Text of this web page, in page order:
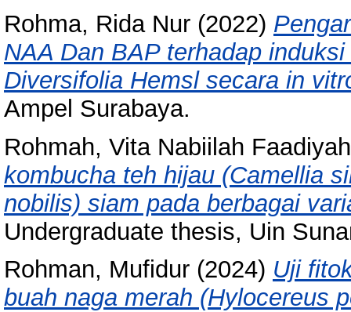
Rohma, Rida Nur (2022)
NAA Dan BAP terhadap
Diversifolia Hemsl secara in
Ampel Surabaya.
Rohmah, Vita Nabiilah Faadiyah
kombucha teh hijau (Camellia
nobilis) siam pada berbagai
Undergraduate thesis, Uin
Rohman, Mufidur (2024) Uji
buah naga merah (Hylocereus